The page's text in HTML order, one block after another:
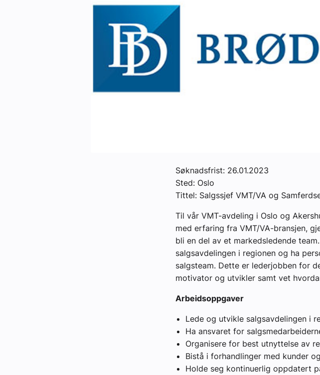
eBlad
Aktivitetskalender
Bransjekommentar
Søknadsfrist: 26.01.2023
Sted: Oslo
Tittel: Salgssjef VMT/VA og
Til vår VMT-avdeling i Oslo og
med erfaring fra VMT/VA-bransjen,
bli en del av et markedsledende
salgsavdelingen i regionen og ha
salgsteam. Dette er lederjobben for
motivator og utvikler samt vet
Arbeidsoppgaver
Lede og utvikle salgsavdelingen i
Ha ansvaret for
Organisere for best utnyttelse av
Bistå i forhandlinger med kunder
Holde seg kontinuerlig oppdatert